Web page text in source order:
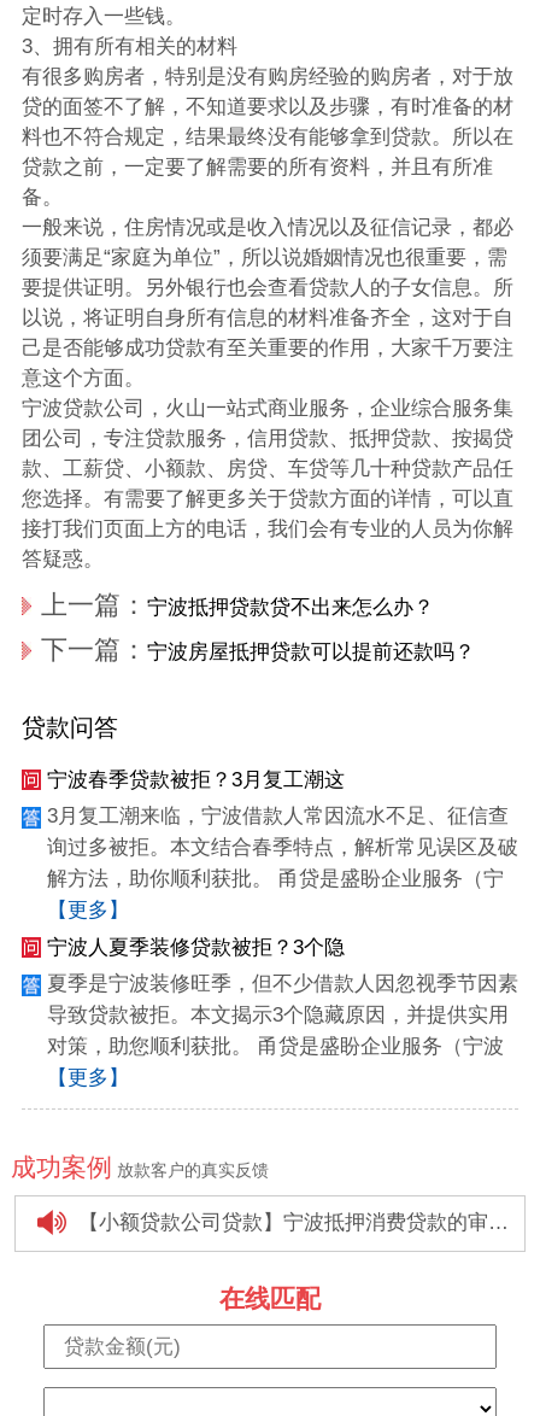
定时存入一些钱。
3、拥有所有相关的材料
有很多购房者，特别是没有购房经验的购房者，对于放
贷的面签不了解，不知道要求以及步骤，有时准备的材
料也不符合规定，结果最终没有能够拿到贷款。所以在
贷款之前，一定要了解需要的所有资料，并且有所准
备。
一般来说，住房情况或是收入情况以及征信记录，都必
须要满足“家庭为单位”，所以说婚姻情况也很重要，需
要提供证明。另外银行也会查看贷款人的子女信息。所
以说，将证明自身所有信息的材料准备齐全，这对于自
己是否能够成功贷款有至关重要的作用，大家千万要注
意这个方面。
宁波贷款公司，火山一站式商业服务，企业综合服务集
团公司，专注贷款服务，信用贷款、抵押贷款、按揭贷
款、工薪贷、小额款、房贷、车贷等几十种贷款产品任
您选择。有需要了解更多关于贷款方面的详情，可以直
接打我们页面上方的电话，我们会有专业的人员为你解
答疑惑。
上一篇：宁波抵押贷款贷不出来怎么办？
下一篇：宁波房屋抵押贷款可以提前还款吗？
贷款问答
宁波春季贷款被拒？3月复工潮这
3月复工潮来临，宁波借款人常因流水不足、征信查
询过多被拒。本文结合春季特点，解析常见误区及破
解方法，助你顺利获批。 甬贷是盛盼企业服务（宁
【更多】
宁波人夏季装修贷款被拒？3个隐
夏季是宁波装修旺季，但不少借款人因忽视季节因素
导致贷款被拒。本文揭示3个隐藏原因，并提供实用
对策，助您顺利获批。 甬贷是盛盼企业服务（宁波
【更多】
成功案例 放款客户的真实反馈
【小额贷款公司贷款】宁波抵押消费贷款的审批时间是多久
【组合贷款】宁波个人消费贷款办理注意事项是什么？
【银行贷款】银行个人消费贷款有哪些政策
在线匹配